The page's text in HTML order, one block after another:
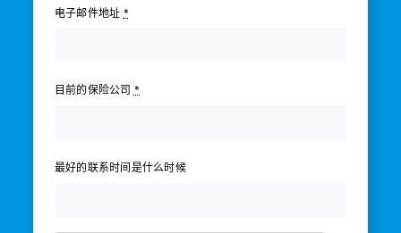
电子邮件地址 *
目前的保险公司 *
最好的联系时间是什么时候